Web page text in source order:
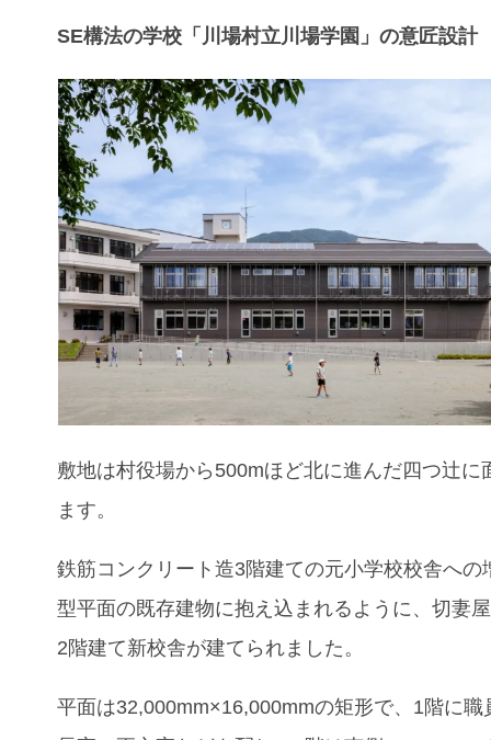
SE構法の学校「川場村立川場学園」の意匠設計
敷地は村役場から500mほど北に進んだ四つ辻に
ます。
鉄筋コンクリート造3階建ての元小学校校舎への
型平面の既存建物に抱え込まれるように、切妻
2階建て新校舎が建てられました。
平面は32,000mm×16,000mmの矩形で、1階に職